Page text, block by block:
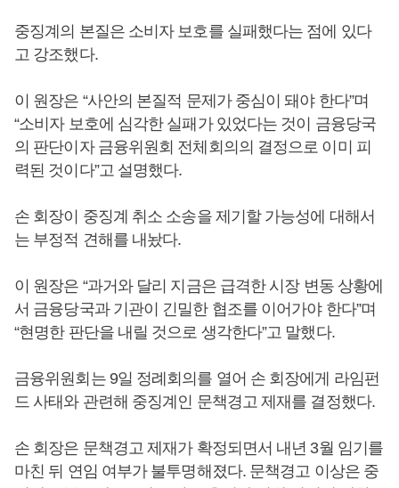
중징계의 본질은 소비자 보호를 실패했다는 점에 있다
고 강조했다.
이 원장은 “사안의 본질적 문제가 중심이 돼야 한다”며
“소비자 보호에 심각한 실패가 있었다는 것이 금융당국
의 판단이자 금융위원회 전체회의의 결정으로 이미 피
력된 것이다”고 설명했다.
손 회장이 중징계 취소 소송을 제기할 가능성에 대해서
는 부정적 견해를 내놨다.
이 원장은 “과거와 달리 지금은 급격한 시장 변동 상황에
서 금융당국과 기관이 긴밀한 협조를 이어가야 한다”며
“현명한 판단을 내릴 것으로 생각한다”고 말했다.
금융위원회는 9일 정례회의를 열어 손 회장에게 라임펀
드 사태와 관련해 중징계인 문책경고 제재를 결정했다.
손 회장은 문책경고 제재가 확정되면서 내년 3월 임기를
마친 뒤 연임 여부가 불투명해졌다. 문책경고 이상은 중